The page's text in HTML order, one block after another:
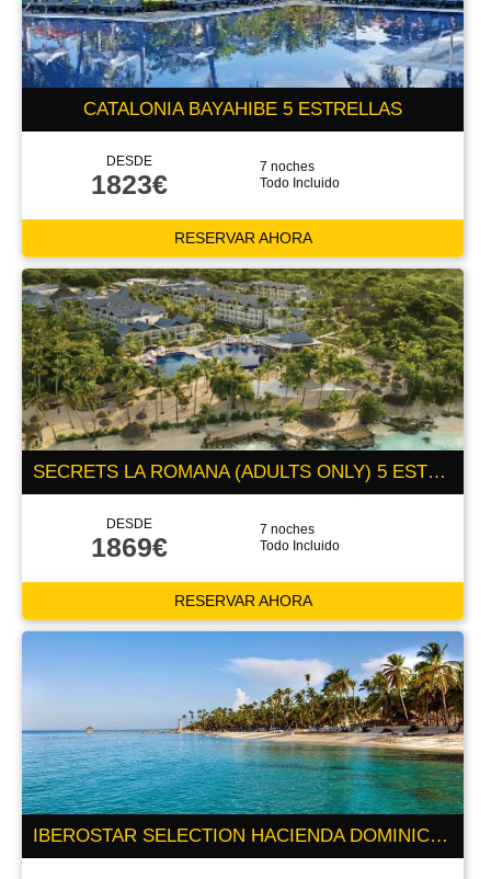
CATALONIA BAYAHIBE 5 ESTRELLAS
DESDE
1823€
7 noches
Todo Incluido
RESERVAR AHORA
SECRETS LA ROMANA (ADULTS ONLY) 5 ESTRELLAS
DESDE
1869€
7 noches
Todo Incluido
RESERVAR AHORA
IBEROSTAR SELECTION HACIENDA DOMINICUS 5 ESTRELLAS